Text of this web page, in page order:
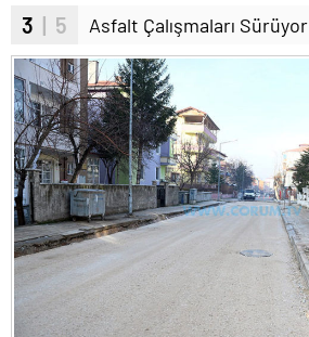
3 | 5 Asfalt Çalışmaları Sürüyor